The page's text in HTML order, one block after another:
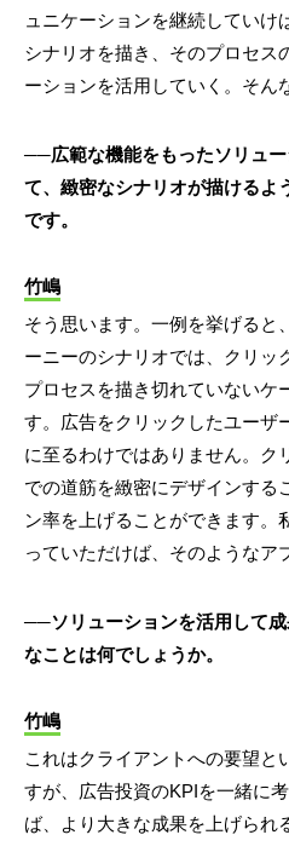
ュニケーションを継続してい
シナリオを描き、そのプロセス
ーションを活用していく。そん
──広範な機能をもったソリュ
て、緻密なシナリオが描けるよ
です。
竹嶋
そう思います。一例を挙げると
ーニーのシナリオでは、クリッ
プロセスを描き切れていないケ
す。広告をクリックしたユーザ
に至るわけではありません。ク
での道筋を緻密にデザインする
ン率を上げることができます。
っていただけば、そのようなア
──ソリューションを活用して
なことは何でしょうか。
竹嶋
これはクライアントへの要望と
すが、広告投資のKPIを一緒に
ば、より大きな成果を上げられ